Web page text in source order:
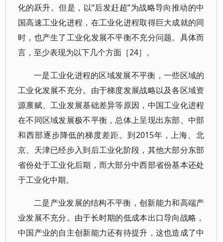
化的跃升。但是，以“后发赶超”为战略导向推动的中
国高速工业化进程，在工业化进程取得巨大成就的同
时，也产生了工业化发展不平衡不充分问题。具体而
言，至少表现为以下几个方面［24］。
一是工业化进程的区域发展不平衡，一些区域的
工业化发展不充分。由于梯度发展战略以及各区域资
源禀赋、工业发展基础差异等原因，中国工业化进程
在不同区域发展极不平衡，总体上呈现出东部、中部
和西部逐步降低的梯度差距。到2015年，上海、北
京、天津已经步入到后工业化阶段，其他大部分东部
省份处于工业化后期，而大部分中西部省份基本还处
于工业化中期。
二是产业发展的结构不平衡，创新能力和高端产
业发展不充分。由于长时期的低成本出口导向战略，
中国产业的自主创新能力还有待提升，这也造成了中